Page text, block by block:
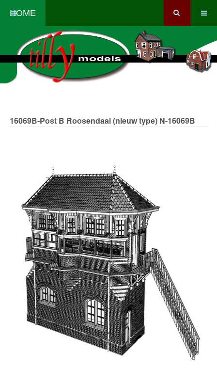
HOME
16069B-Post B Roosendaal (nieuw type) N-16069B